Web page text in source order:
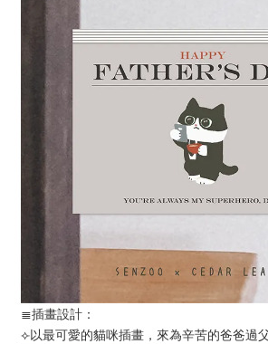
≣插畫設計：
⟣以最可愛的貓咪插畫，來為辛苦的爸爸過